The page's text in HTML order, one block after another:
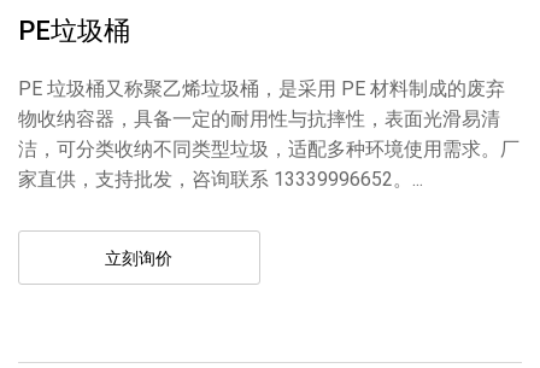
PE垃圾桶
PE 垃圾桶又称聚乙烯垃圾桶，是采用 PE 材料制成的废弃
物收纳容器，具备一定的耐用性与抗摔性，表面光滑易清
洁，可分类收纳不同类型垃圾，适配多种环境使用需求。厂
家直供，支持批发，咨询联系 13339996652。...
立刻询价